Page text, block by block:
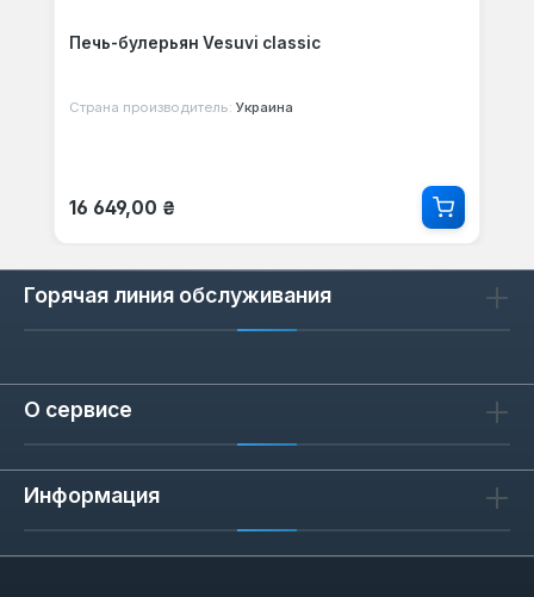
Печь-булерьян Vesuvi classic
Страна производитель: Украина
Обычная цена:
16 649,00 ₴
Горячая линия обслуживания
О сервисе
Информация